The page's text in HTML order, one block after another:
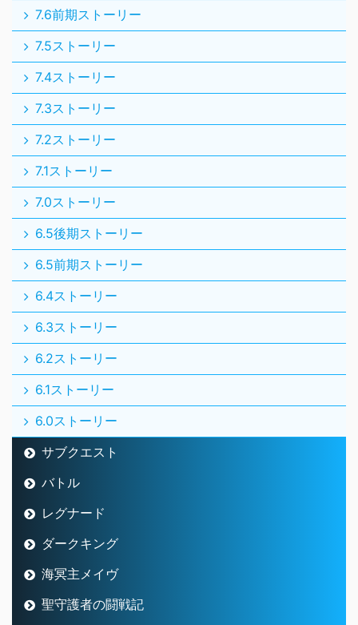
7.6前期ストーリー
7.5ストーリー
7.4ストーリー
7.3ストーリー
7.2ストーリー
7.1ストーリー
7.0ストーリー
6.5後期ストーリー
6.5前期ストーリー
6.4ストーリー
6.3ストーリー
6.2ストーリー
6.1ストーリー
6.0ストーリー
サブクエスト
バトル
レグナード
ダークキング
海冥主メイヴ
聖守護者の闘戦記